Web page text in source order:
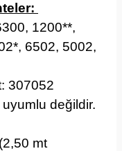
1200**,
6502, 5002,
307052
değildir.
mt